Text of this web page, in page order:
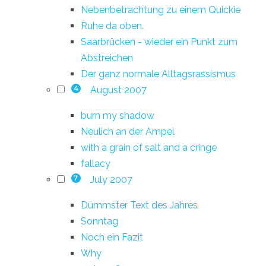
Nebenbetrachtung zu einem Quickie
Ruhe da oben.
Saarbrücken - wieder ein Punkt zum
Abstreichen
Der ganz normale Alltagsrassismus
4 August 2007
burn my shadow
Neulich an der Ampel
with a grain of salt and a cringe
fallacy
7 July 2007
Dümmster Text des Jahres
Sonntag
Noch ein Fazit
Why